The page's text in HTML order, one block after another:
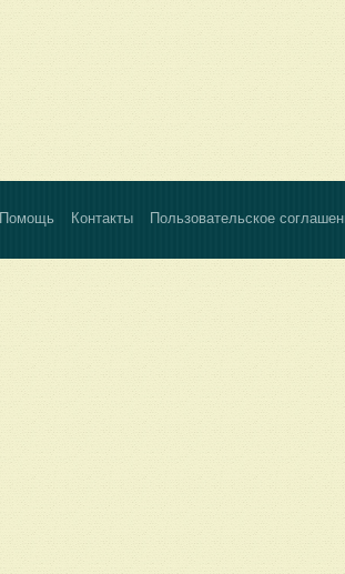
Помощь Контакты Пользовательское